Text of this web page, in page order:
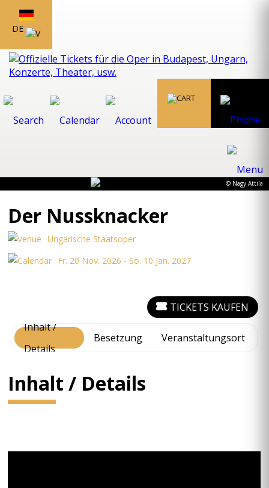
DE
© Nagy Attila
Der Nussknacker
Ungarische Staatsoper
Fr. 20 Nov. 2026 - So. 10 Jan. 2027
Inhalt /
Details
Besetzung Veranstaltungsort
TICKETS KAUFEN
Inhalt / Details